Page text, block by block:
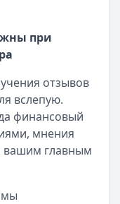
при
отзывов
вслепую.
финансовый
мнения
вашим главным